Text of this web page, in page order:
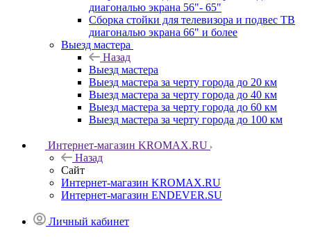
диагональю экрана 56"- 65"
Сборка стойки для телевизора и подвес ТВ
диагональю экрана 66" и более
Выезд мастера
Назад
Выезд мастера
Выезд мастера за черту города до 20 км
Выезд мастера за черту города до 40 км
Выезд мастера за черту города до 60 км
Выезд мастера за черту города до 100 км
Интернет-магазин KROMAX.RU
Назад
Сайт
Интернет-магазин KROMAX.RU
Интернет-магазин ENDEVER.SU
Личный кабинет